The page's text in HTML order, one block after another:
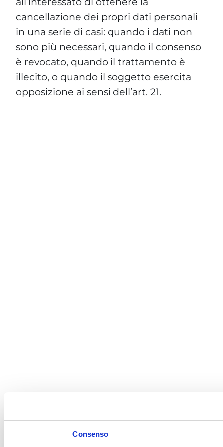
Consenso
cancellazione dei propri dati personali
in una serie di casi: quando i dati non
sono più necessari, quando il consenso
è revocato, quando il trattamento è
illecito, o quando il soggetto esercita
opposizione ai sensi dell’art. 21.